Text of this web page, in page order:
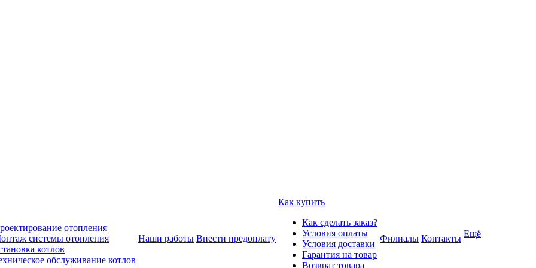
отопления
системы отопления
котлов
обслуживание котлов
Наши работы Внести предоплату
Как купить
Как сделать заказ?
Условия оплаты
Условия доставки
Гарантия на товар
Возврат товара
Филиалы Контакты Ещё